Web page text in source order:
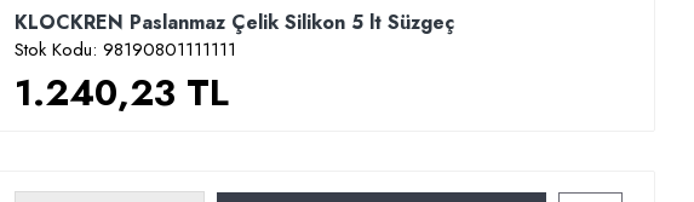
KLOCKREN Paslanmaz Çelik Silikon 5 lt Süzgeç
Stok Kodu: 98190801111111
1.240,23 TL